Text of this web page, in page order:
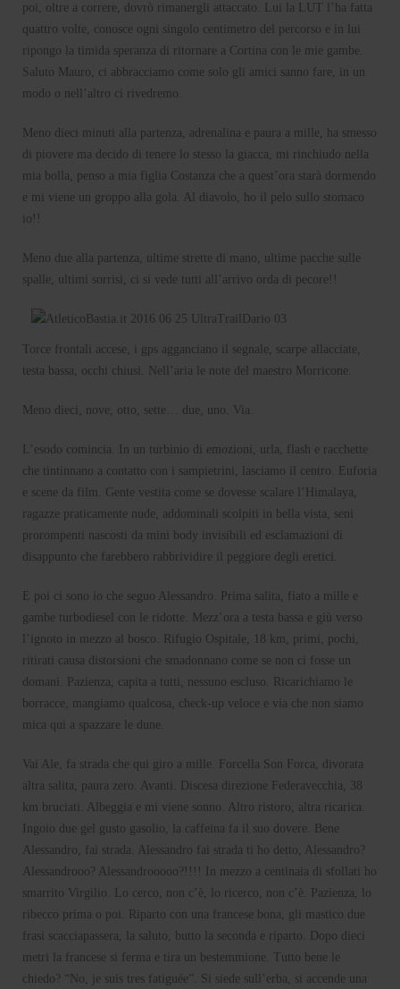
poi, oltre a correre, dovrò rimanergli attaccato. Lui la LUT l’ha fatta
quattro volte, conosce ogni singolo centimetro del percorso e in lui
ripongo la timida speranza di ritornare a Cortina con le mie gambe.
Saluto Mauro, ci abbracciamo come solo gli amici sanno fare, in un
modo o nell’altro ci rivedremo.
Meno dieci minuti alla partenza, adrenalina e paura a mille, ha smesso
di piovere ma decido di tenere lo stesso la giacca, mi rinchiudo nella
mia bolla, penso a mia figlia Costanza che a quest’ora starà dormendo
e mi viene un groppo alla gola. Al diavolo, ho il pelo sullo stomaco
io!!
Meno due alla partenza, ultime strette di mano, ultime pacche sulle
spalle, ultimi sorrisi, ci si vede tutti all’arrivo orda di pecore!!
Torce frontali accese, i gps agganciano il segnale, scarpe allacciate,
testa bassa, occhi chiusi. Nell’aria le note del maestro Morricone.
Meno dieci, nove, otto, sette… due, uno. Via.
L’esodo comincia. In un turbinio di emozioni, urla, flash e racchette
che tintinnano a contatto con i sampietrini, lasciamo il centro. Euforia
e scene da film. Gente vestita come se dovesse scalare l’Himalaya,
ragazze praticamente nude, addominali scolpiti in bella vista, seni
prorompenti nascosti da mini body invisibili ed esclamazioni di
disappunto che farebbero rabbrividire il peggiore degli eretici.
E poi ci sono io che seguo Alessandro. Prima salita, fiato a mille e
gambe turbodiesel con le ridotte. Mezz’ora a testa bassa e giù verso
l’ignoto in mezzo al bosco. Rifugio Ospitale, 18 km, primi, pochi,
ritirati causa distorsioni che smadonnano come se non ci fosse un
domani. Pazienza, capita a tutti, nessuno escluso. Ricarichiamo le
borracce, mangiamo qualcosa, check-up veloce e via che non siamo
mica qui a spazzare le dune.
Vai Ale, fa strada che qui giro a mille. Forcella Son Forca, divorata
altra salita, paura zero. Avanti. Discesa direzione Federavecchia, 38
km bruciati. Albeggia e mi viene sonno. Altro ristoro, altra ricarica.
Ingoio due gel gusto gasolio, la caffeina fa il suo dovere. Bene
Alessandro, fai strada. Alessandro fai strada ti ho detto, Alessandro?
Alessandrooo? Alessandrooooo?!!!! In mezzo a centinaia di sfollati ho
smarrito Virgilio. Lo cerco, non c’è, lo ricerco, non c’è. Pazienza, lo
ribecco prima o poi. Riparto con una francese bona, gli mastico due
frasi scacciapassera, la saluto, butto la seconda e riparto. Dopo dieci
metri la francese si ferma e tira un bestemmione. Tutto bene le
chiedo? “No, je suis tres fatiguée”. Si siede sull’erba, si accende una